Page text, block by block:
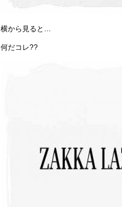
横から見ると…
何だコレ??